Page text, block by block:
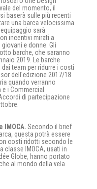
del momento, il
baserà sulle più recenti
una barca velocissima
sarà
incentivi mirati a
e donne. Gli
barche, che saranno
2019. Le barche
team per ridurre i costi
dell'edizione 2017/18
quando verranno
i Commercial
di partecipazione
IMOCA. Secondo il brief
questa potrà essere
costi ridotti secondo le
classe IMOCA, usati in
Globe, hanno portato
al mondo della vela